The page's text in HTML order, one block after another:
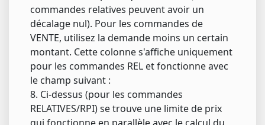
commandes relatives peuvent avoir un
décalage nul). Pour les commandes de
VENTE, utilisez la demande moins un certain
montant. Cette colonne s'affiche uniquement
pour les commandes REL et fonctionne avec
le champ suivant :
8. Ci-dessus (pour les commandes
RELATIVES/RPI) se trouve une limite de prix